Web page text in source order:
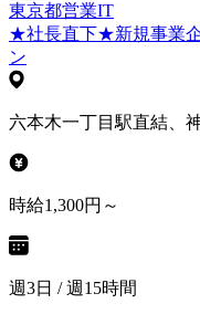
東京都営業IT
★社長直下★新規事業
ン
六本木一丁目駅直結、
時給1,300円～
週3日 / 週15時間